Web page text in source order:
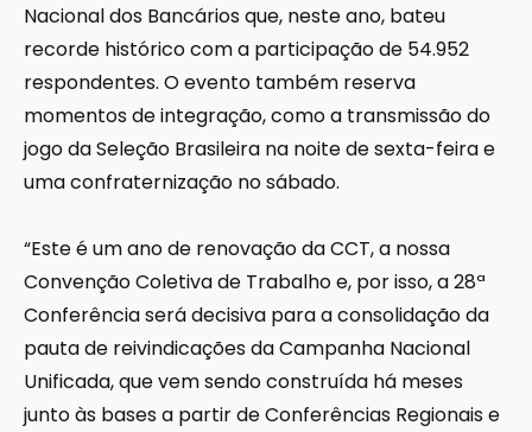
Nacional dos Bancários que, neste ano, bateu
recorde histórico com a participação de 54.952
respondentes. O evento também reserva
momentos de integração, como a transmissão do
jogo da Seleção Brasileira na noite de sexta-feira e
uma confraternização no sábado.
“Este é um ano de renovação da CCT, a nossa
Convenção Coletiva de Trabalho e, por isso, a 28ª
Conferência será decisiva para a consolidação da
pauta de reivindicações da Campanha Nacional
Unificada, que vem sendo construída há meses
junto às bases a partir de Conferências Regionais e